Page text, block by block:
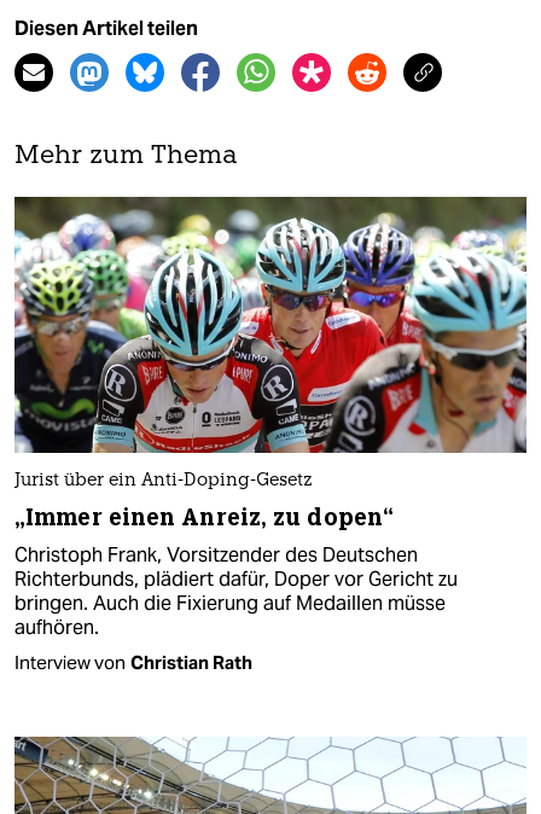
Diesen Artikel teilen
Mehr zum Thema
Jurist über ein Anti-Doping-Gesetz
„Immer einen Anreiz, zu dopen“
Christoph Frank, Vorsitzender des Deutschen
Richterbunds, plädiert dafür, Doper vor Gericht zu
bringen. Auch die Fixierung auf Medaillen müsse
aufhören.
Interview von Christian Rath